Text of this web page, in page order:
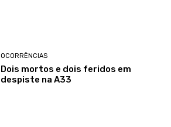
OCORRÊNCIAS
Dois mortos e dois feridos em
despiste na A33